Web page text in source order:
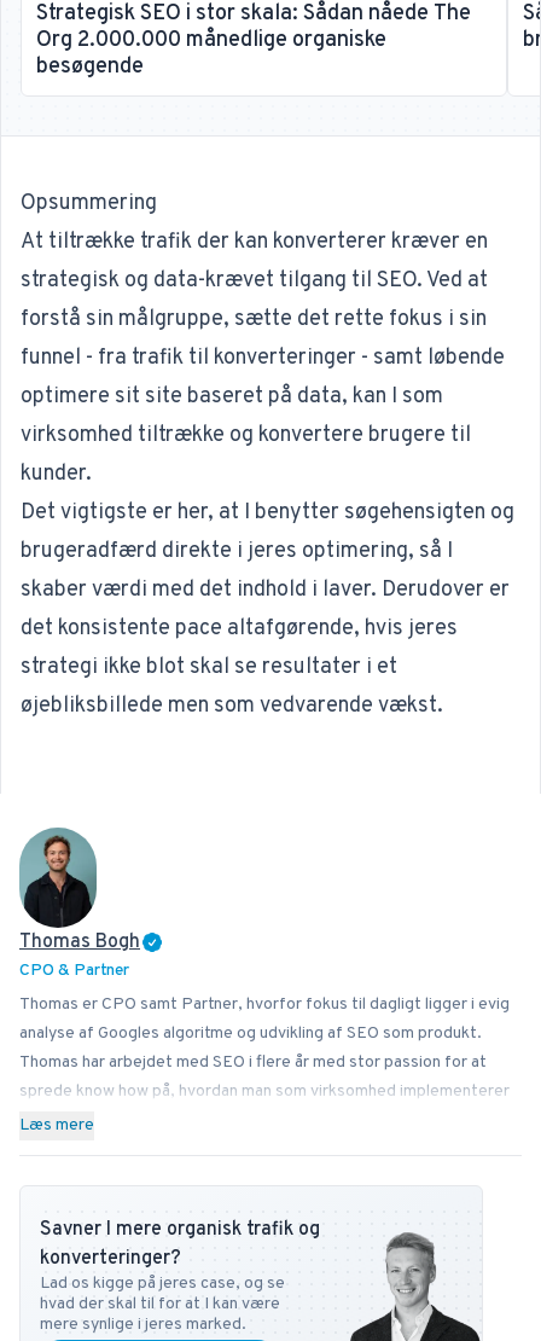
Strategisk SEO i stor skala: Sådan nåede The
Org 2.000.000 månedlige organiske
besøgende
Opsummering
At tiltrække trafik der kan konverterer kræver en
strategisk og data-krævet tilgang til SEO. Ved at
forstå sin målgruppe, sætte det rette fokus i sin
funnel - fra trafik til konverteringer - samt løbende
optimere sit site baseret på data, kan I som
virksomhed tiltrække og konvertere brugere til
kunder.
Det vigtigste er her, at I benytter søgehensigten og
brugeradfærd direkte i jeres optimering, så I
skaber værdi med det indhold i laver. Derudover er
det konsistente pace altafgørende, hvis jeres
strategi ikke blot skal se resultater i et
øjebliksbillede men som vedvarende vækst.
Thomas Bogh
CPO & Partner
Thomas er CPO samt Partner, hvorfor fokus til dagligt ligger i evig
analyse af Googles algoritme og udvikling af SEO som produkt.
Thomas har arbejdet med SEO i flere år med stor passion for at
sprede know how på, hvordan man som virksomhed implementerer
SEO bedst i sin forretning. Ved siden af Bonzer bidrager Thomas
i København. Har du ønsker eller spørgsmål vedr. SEO universet,
kan du altid kontakte ham på
Læs mere
Savner I mere organisk trafik og
konverteringer?
Lad os kigge på jeres case, og se
hvad der skal til for at I kan være
mere synlige i jeres marked.